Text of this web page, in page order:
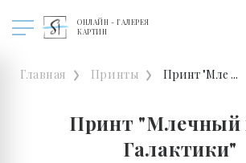
ОНЛАЙН - ГАЛЕРЕЯ
КАРТИН
Главная Принты Принт "Мле ...
Принт "Млечный
Галактики"